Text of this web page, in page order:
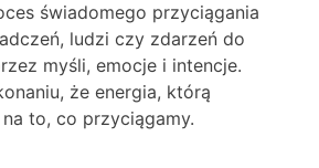
świadomego przyciągania
ludzi czy zdarzeń do
myśli, emocje i intencje.
że energia, którą
na to, co przyciągamy.